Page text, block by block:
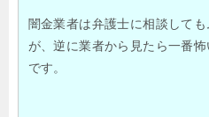
闇金業者は弁護士に相談して
が、逆に業者から見たら一番
です。